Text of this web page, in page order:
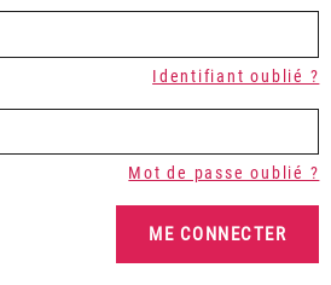
Identifiant oublié ?
Mot de passe oublié ?